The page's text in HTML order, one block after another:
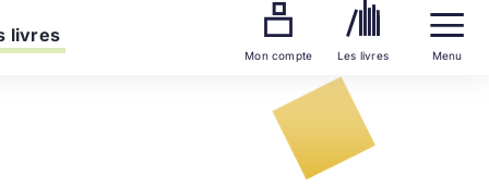
livres
Mon compte Les livres Menu